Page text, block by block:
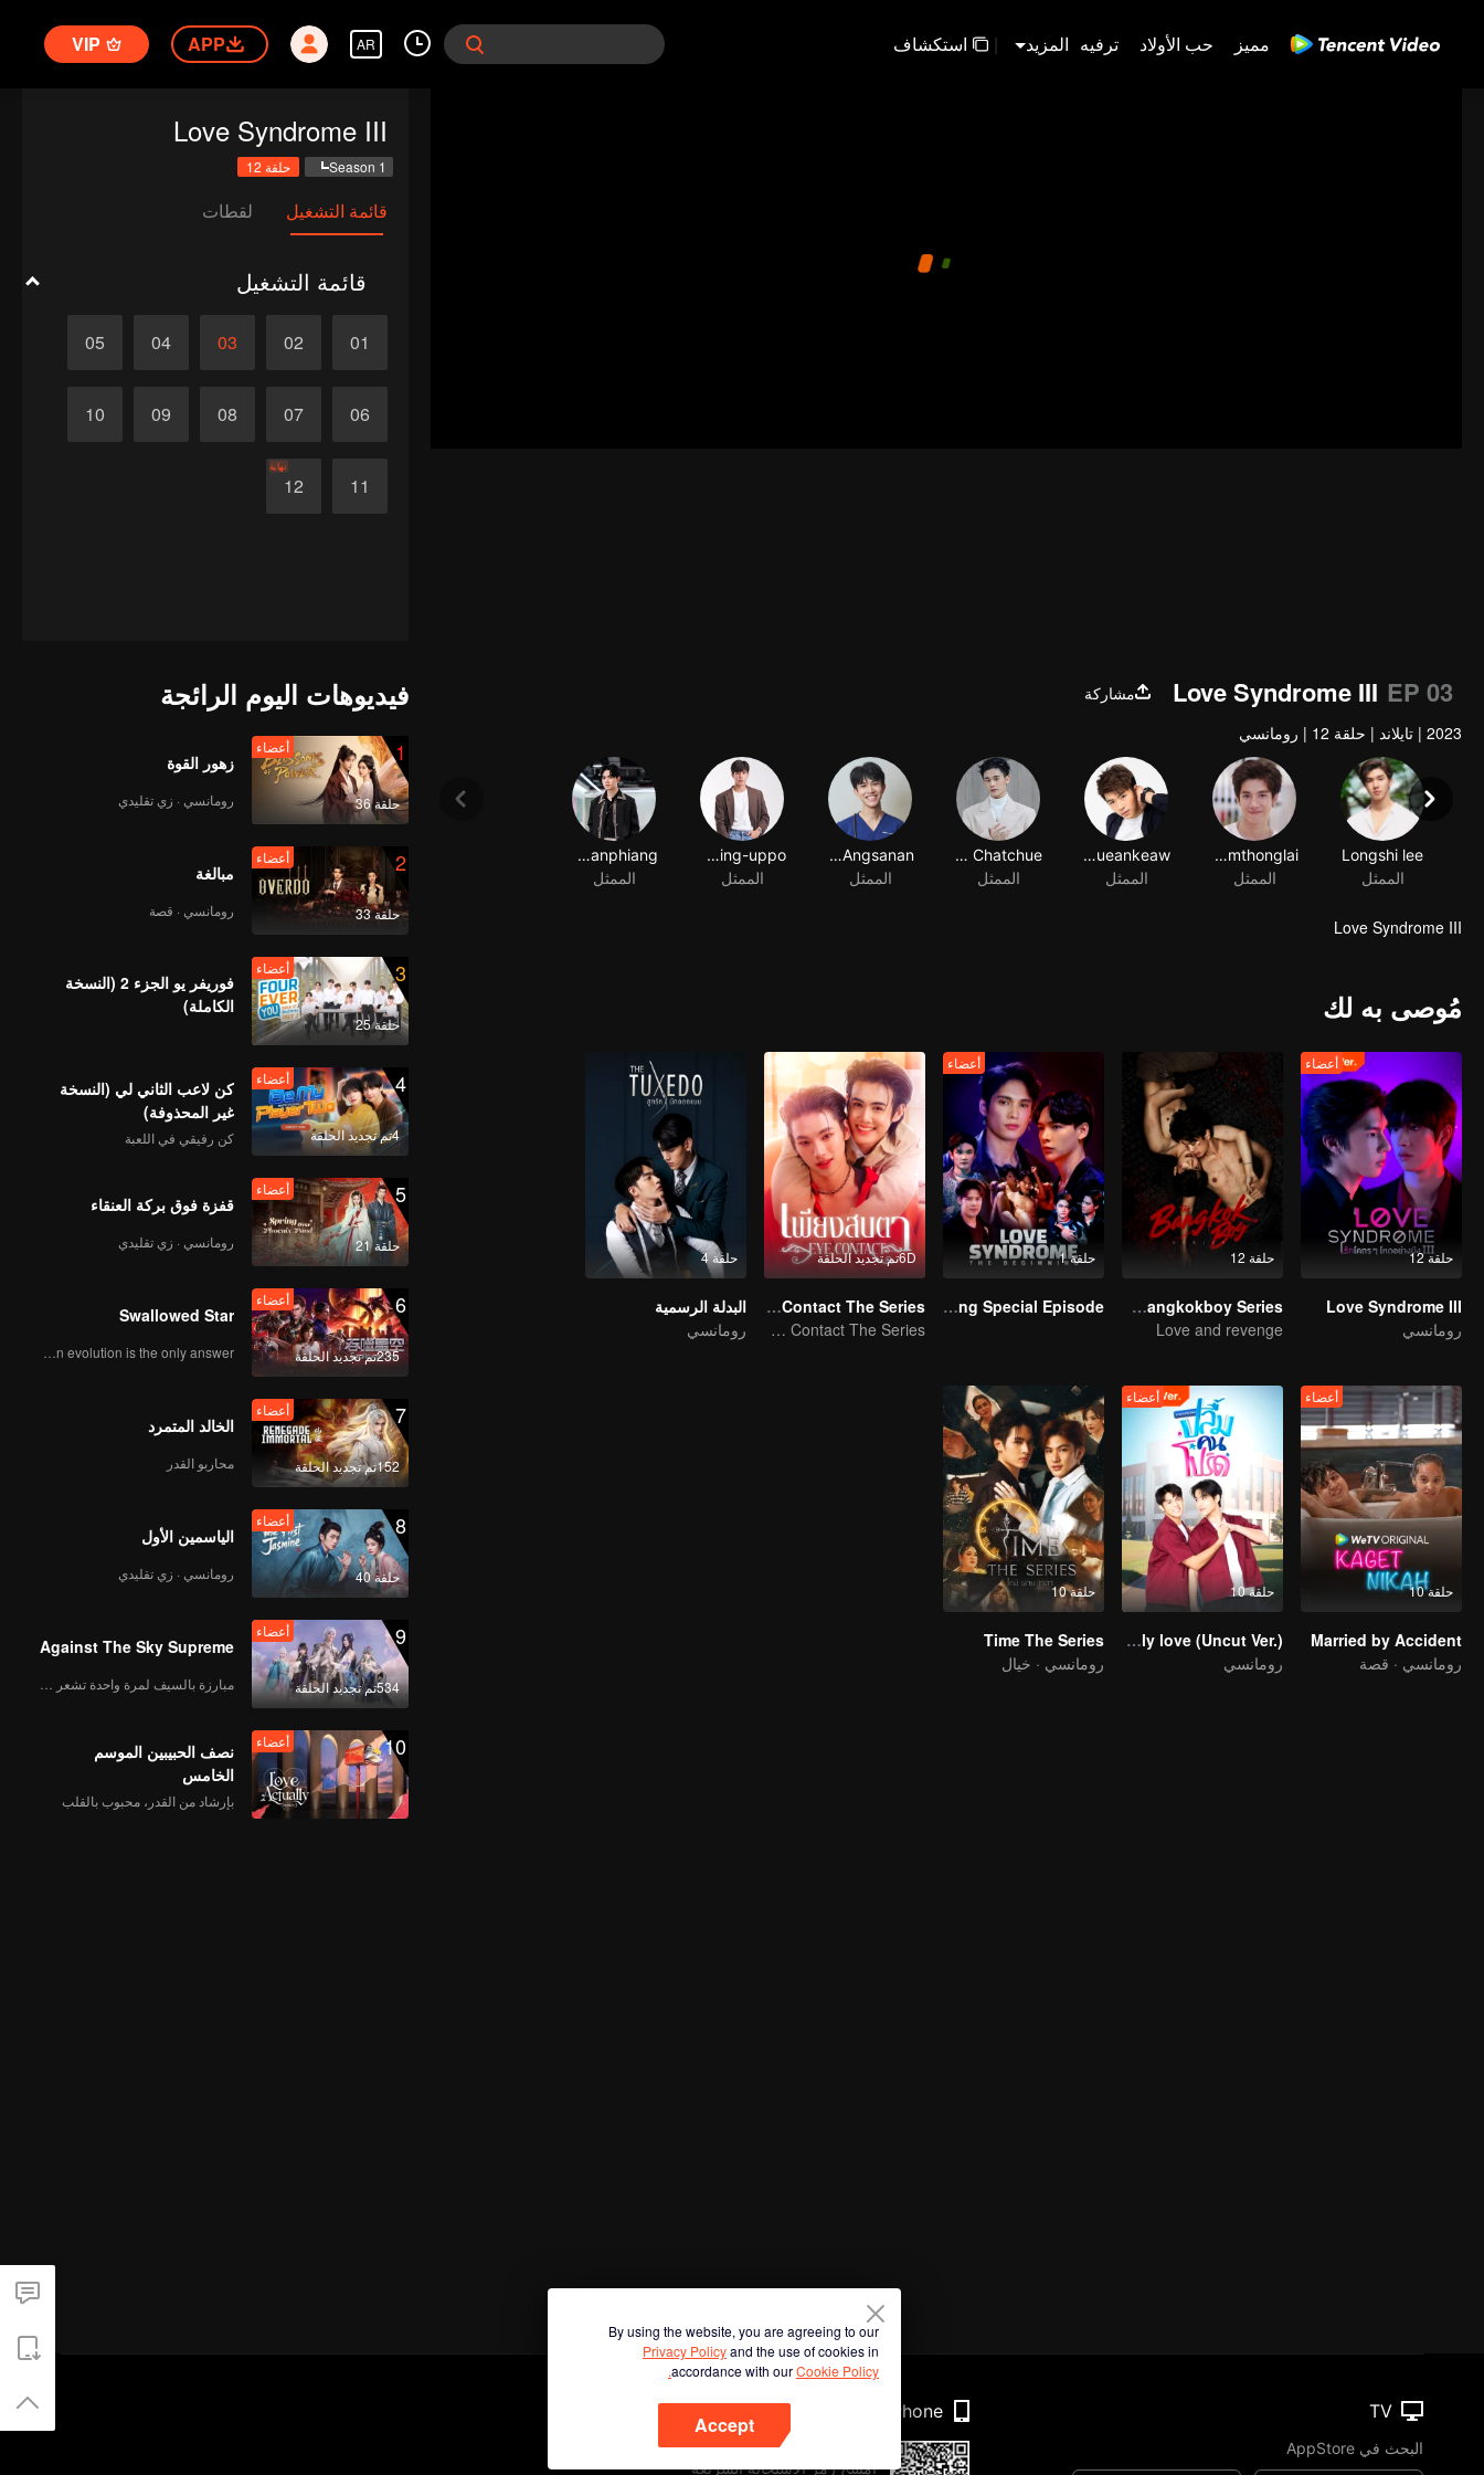
مميز حب الأولاد ترفيه المزيد | استكشاف AR
APP
VIP
Love Syndrome III
Season 1 حلقة 12
قائمة التشغيل لقطات
قائمة التشغيل
01
02
03
04
05
06
07
08
09
10
11
12
نهاية
Love Syndrome III EP 03
مشاركة
2023
| تايلاند | حلقة 12 | رومانسي
Longshi lee
الممثل
Thanatsaran Samthonglai
الممثل
Tinwiphat Khueankeaw
الممثل
Nontakon Chatchue
الممثل
Parinya Angsanan
الممثل
Thotsawat Sing-uppo
الممثل
Ratchanon Kanphiang
الممثل
Love Syndrome III
مُوصى به لك
حلقة 12
أعضاء
Love Syndrome III
رومانسي
حلقة 12
The Bangkokboy Series
Love and revenge
حلقة 1
أعضاء
Love Syndrome The Beginning Special Episode
6Dتم تجديد الحلقة
Eye Contact The Series
Eye Contact The Series
حلقة 4
البدلة الرسمية
رومانسي
حلقة 10
أعضاء
Married by Accident
رومانسي · قصة
حلقة 10
أعضاء
A secretly love (Uncut Ver.)
رومانسي
حلقة 10
Time The Series
رومانسي · خيال
فيديوهات اليوم الرائجة
1
حلقة 36
أعضاء
زهور القوة
رومانسي · زي تقليدي
2
حلقة 33
أعضاء
مبالغة
رومانسي · قصة
3
حلقة 25
أعضاء
فوريفر يو الجزء 2 (النسخة
الكاملة)
4
4تم تجديد الحلقة
أعضاء
كن لاعب الثاني لي (النسخة
غير المحذوفة)
كن رفيقي في اللعبة
5
حلقة 21
أعضاء
قفزة فوق بركة العنقاء
رومانسي · زي تقليدي
6
235تم تجديد الحلقة
أعضاء
Swallowed Star
Human evolution is the only answer.
7
152تم تجديد الحلقة
أعضاء
الخالد المتمرد
محاربو القدر
8
حلقة 40
أعضاء
الياسمين الأول
رومانسي · زي تقليدي
9
534تم تجديد الحلقة
أعضاء
Against The Sky Supreme
10 أعضاء
نصف الحبيبين الموسم
الخامس
بإرشاد من القدر، محبوب بالقلب
By using the website, you are agreeing to our
Privacy Policyand the use of cookies in
accordance with ourCookie Policy.
Accept
TV
البحث في AppStore
Phone
امسح رمز الاستجابة السريعة